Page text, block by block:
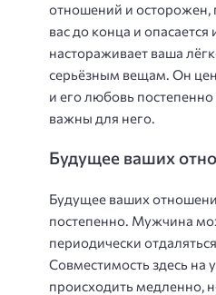
отношений и осторожен,
вас до конца и
настораживает ваша
серьёзным вещам. Он
и его любовь
важны для него.
Будущее ваших
Будущее ваших
постепенно. Мужчина
периодически
Совместимость здесь на
происходить медленно,